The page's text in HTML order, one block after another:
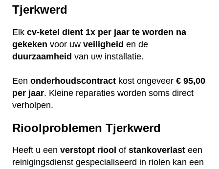
Tjerkwerd
Elk cv-ketel dient 1x per jaar te worden na
gekeken voor uw veiligheid en de
duurzaamheid van uw installatie.
Een onderhoudscontract kost ongeveer € 95,00
per jaar. Kleine reparaties worden soms direct
verholpen.
Rioolproblemen Tjerkwerd
Heeft u een verstopt riool of stankoverlast een
reinigingsdienst gespecialiseerd in riolen kan een